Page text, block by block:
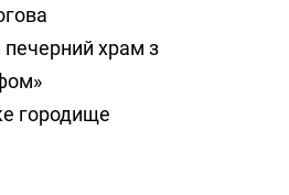
печерний храм з
городище